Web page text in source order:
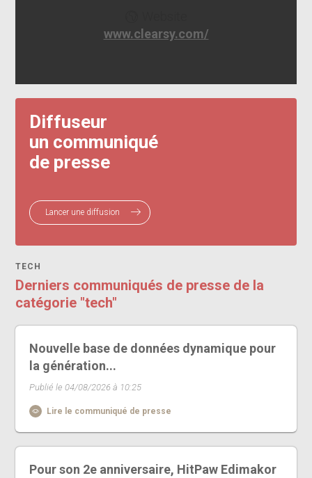
www.clearsy.com/
Diffuseur
un communiqué
de presse
Lancer une diffusion
TECH
Derniers communiqués de presse de la
catégorie "tech"
Nouvelle base de données dynamique pour
la génération...
Publié le 04/08/2026 à 10:25
Lire le communiqué de presse
Pour son 2e anniversaire, HitPaw Edimakor